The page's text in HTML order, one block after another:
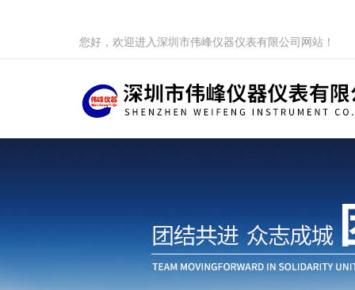
您好，欢迎进入深圳市伟峰仪器仪表有限公司网站！